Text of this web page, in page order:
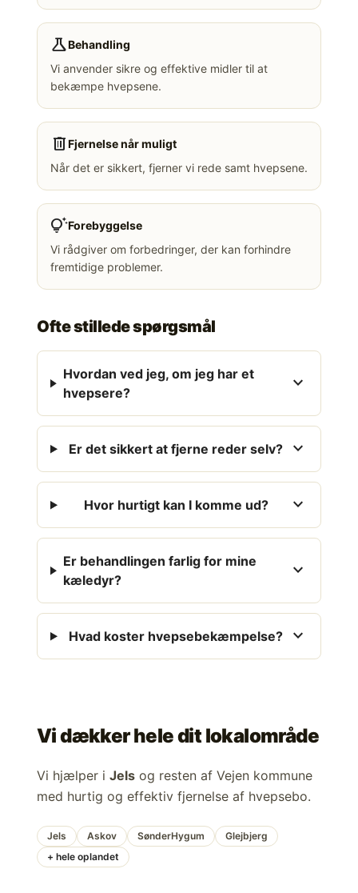
scienceBehandling
Vi anvender sikre og effektive midler til at
bekæmpe hvepsene.
deleteFjernelse når muligt
Når det er sikkert, fjerner vi rede samt hvepsene.
tips_and_updatesForebyggelse
Vi rådgiver om forbedringer, der kan forhindre
fremtidige problemer.
Ofte stillede spørgsmål
Hvordan ved jeg, om jeg har et
hvepsere?
expand_more
Er det sikkert at fjerne reder selv? expand_more
Hvor hurtigt kan I komme ud? expand_more
Er behandlingen farlig for mine
kæledyr?
expand_more
Hvad koster hvepsebekæmpelse? expand_more
Vi dækker hele dit lokalområde
Vi hjælper i Jels og resten af Vejen kommune
med hurtig og effektiv fjernelse af hvepsebo.
Jels Askov SønderHygum
Glejbjerg
+ hele oplandet